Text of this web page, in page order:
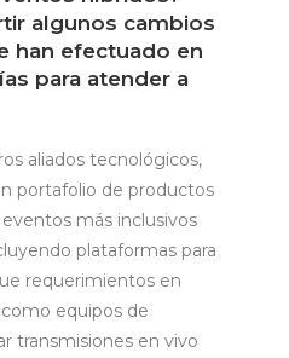
algunos cambios
han efectuado en
para atender a
aliados tecnológicos,
portafolio de productos
más inclusivos
plataformas para
requerimientos en
equipos de
transmisiones en vivo